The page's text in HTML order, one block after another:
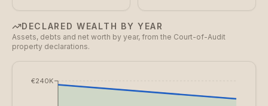
DECLARED WEALTH BY YEAR
Assets, debts and net worth by year, from the Court-of-Audit
property declarations.
€240K